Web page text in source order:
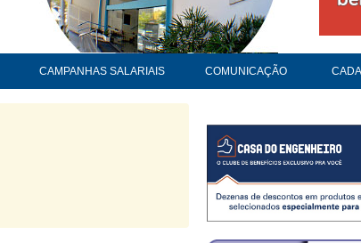
CAMPANHAS SALARIAIS COMUNICAÇÃO